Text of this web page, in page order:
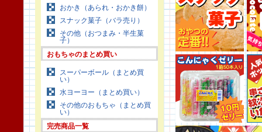
おかき（あられ・おかき餅）
スナック菓子（バラ売り）
その他（おつまみ・半生菓
子）
おもちゃのまとめ買い
スーパーボール（まとめ買
い）
水ヨーヨー（まとめ買い）
その他のおもちゃ（まとめ買
い）
完売商品一覧